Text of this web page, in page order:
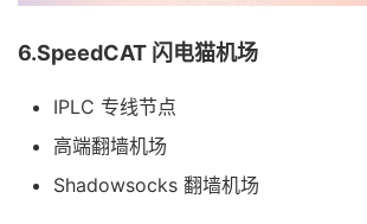
6.SpeedCAT 闪电猫机场
IPLC 专线节点
高端翻墙机场
Shadowsocks 翻墙机场